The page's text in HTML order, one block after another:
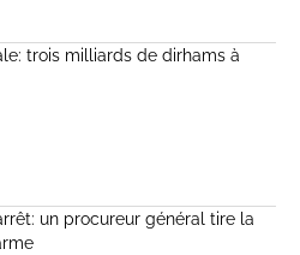
trois milliards de dirhams à
un procureur général tire la